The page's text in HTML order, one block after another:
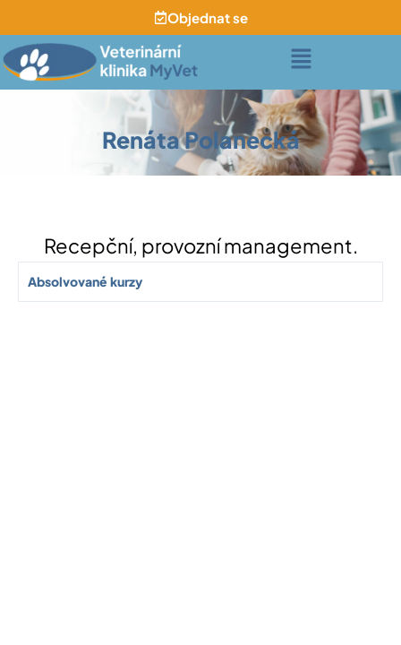
na
obsah
Objednat se
Menu
Renáta Polanecká
Recepční, provozní management.
Absolvované kurzy